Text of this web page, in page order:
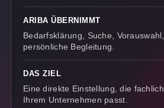
ARIBA ÜBERNIMMT
Bedarfsklärung, Suche,
persönliche Begleitung.
DAS ZIEL
Eine direkte Einstellung, die
Ihrem Unternehmen passt.